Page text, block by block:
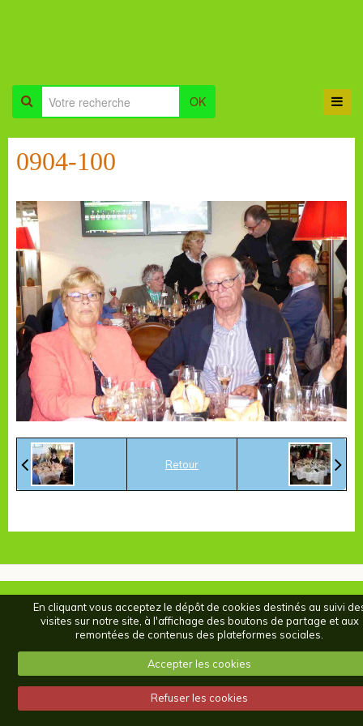
OK
0904-100
Retour
En cliquant vous acceptez le dépôt de cookies destinés au suivi
visites sur notre site, à l'affichage des boutons de partage et aux
remontées de contenus des plateformes sociales.
Accepter les cookies
Refuser les cookies